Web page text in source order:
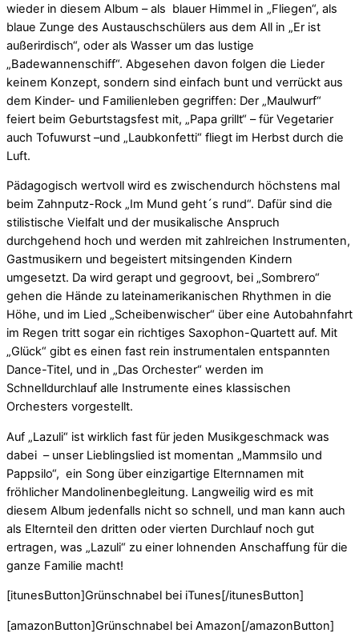
wieder in diesem Album – als blauer Himmel in „Fliegen“, als
blaue Zunge des Austauschschülers aus dem All in „Er ist
außerirdisch“, oder als Wasser um das lustige
„Badewannenschiff“. Abgesehen davon folgen die Lieder
keinem Konzept, sondern sind einfach bunt und verrückt aus
dem Kinder- und Familienleben gegriffen: Der „Maulwurf“
feiert beim Geburtstagsfest mit, „Papa grillt“ – für Vegetarier
auch Tofuwurst –und „Laubkonfetti“ fliegt im Herbst durch die
Luft.
Pädagogisch wertvoll wird es zwischendurch höchstens mal
beim Zahnputz-Rock „Im Mund geht´s rund“. Dafür sind die
stilistische Vielfalt und der musikalische Anspruch
durchgehend hoch und werden mit zahlreichen Instrumenten,
Gastmusikern und begeistert mitsingenden Kindern
umgesetzt. Da wird gerapt und gegroovt, bei „Sombrero“
gehen die Hände zu lateinamerikanischen Rhythmen in die
Höhe, und im Lied „Scheibenwischer“ über eine Autobahnfahrt
im Regen tritt sogar ein richtiges Saxophon-Quartett auf. Mit
„Glück“ gibt es einen fast rein instrumentalen entspannten
Dance-Titel, und in „Das Orchester“ werden im
Schnelldurchlauf alle Instrumente eines klassischen
Orchesters vorgestellt.
Auf „Lazuli“ ist wirklich fast für jeden Musikgeschmack was
dabei – unser Lieblingslied ist momentan „Mammsilo und
Pappsilo“, ein Song über einzigartige Elternnamen mit
fröhlicher Mandolinenbegleitung. Langweilig wird es mit
diesem Album jedenfalls nicht so schnell, und man kann auch
als Elternteil den dritten oder vierten Durchlauf noch gut
ertragen, was „Lazuli“ zu einer lohnenden Anschaffung für die
ganze Familie macht!
[itunesButton]Grünschnabel bei iTunes[/itunesButton]
[amazonButton]Grünschnabel bei Amazon[/amazonButton]